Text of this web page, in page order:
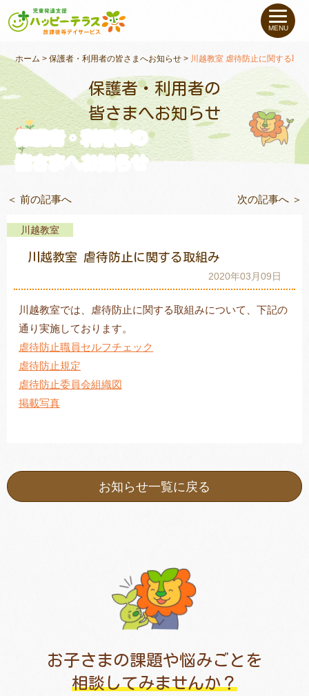
私たちについて
未就学のお子さま（０〜６才）
小学生〜高校生の お子さま
支援事例
教室一覧
MENU
ホーム >保護者・利用者の皆さまへお知らせ > 川越教室 虐待防止に関する取
保護者・利用者の
皆さまへお知らせ
保護者・利用者の
皆さまへお知らせ
＜ 前の記事へ 次の記事へ ＞
川越教室
川越教室 虐待防止に関する取組み
2020年03月09日
川越教室では、虐待防止に関する取組みについて、下記の
通り実施しております。
虐待防止職員セルフチェック
虐待防止規定
虐待防止委員会組織図
掲載写真
お知らせ一覧に戻る
お子さまの課題や悩みごとを
相談してみませんか？